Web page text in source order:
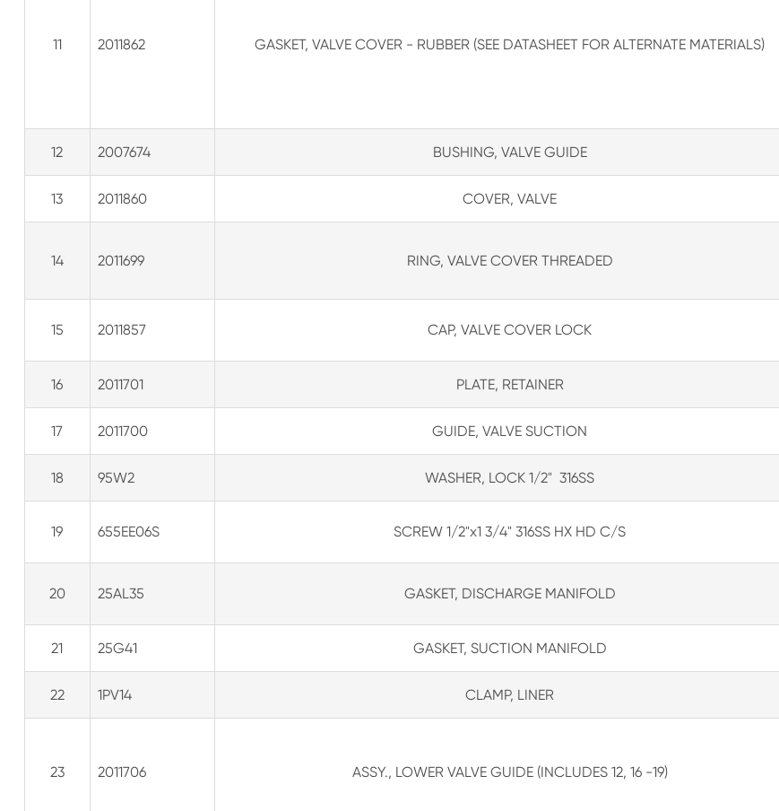
11 2011862 GASKET, VALVE COVER - RUBBER (SEE DATASHEET FOR ALTERNATE MATERIALS)
12 2007674 BUSHING, VALVE GUIDE
13 2011860 COVER, VALVE
14 2011699 RING, VALVE COVER THREADED
15 2011857 CAP, VALVE COVER LOCK
16 2011701 PLATE, RETAINER
17 2011700 GUIDE, VALVE SUCTION
18 95W2 WASHER, LOCK 1/2" 316SS
19 655EE06S SCREW 1/2"x1 3/4" 316SS HX HD C/S
20 25AL35 GASKET, DISCHARGE MANIFOLD
21 25G41 GASKET, SUCTION MANIFOLD
22 1PV14 CLAMP, LINER
23 2011706 ASSY., LOWER VALVE GUIDE (INCLUDES 12, 16 -19)